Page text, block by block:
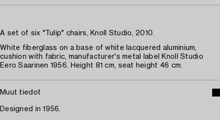
A set of six "Tulip" chairs, Knoll Studio, 2010.
White fiberglass on a base of white lacquered aluminium,
cushion with fabric, manufacturer's metal label Knoll Studio
Eero Saarinen 1956. Height 81 cm, seat height 46 cm.
Muut tiedot
Designed in 1956.